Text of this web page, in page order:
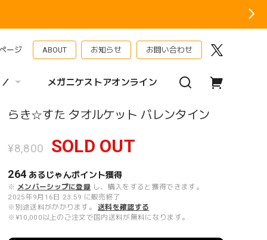
ージ ABOUT お知らせ お問い合わせ
メガニケストアオンライン
らき☆すた タオルケット バレンタイン
¥8,800 SOLD OUT
264 あるじゃんポイント獲得
※ メンバーシップに登録 し、購入をすると獲得できます。
2025年9月16日 23:59 に販売終了
※別途送料がかかります。
送料を確認する
※¥10,000以上のご注文で国内送料が無料になります。